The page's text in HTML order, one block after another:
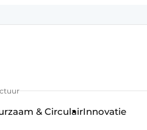
& CirculairInnovatie